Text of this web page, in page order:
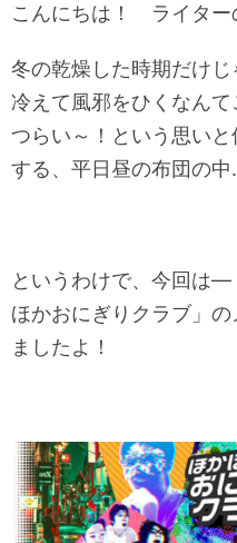
こんにちは！ ライター
冬の乾燥した時期だけ
冷えて風邪をひくなんて
つらい～！という思い
する、平日昼の布団の
というわけで、今回は―
ほかおにぎりクラブ」
ましたよ！